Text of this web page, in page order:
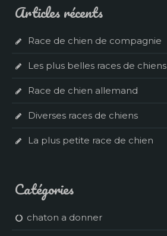
Articles récents
Race de chien de compagnie
Les plus belles races de chiens
Race de chien allemand
Diverses races de chiens
La plus petite race de chien
Catégories
chaton a donner